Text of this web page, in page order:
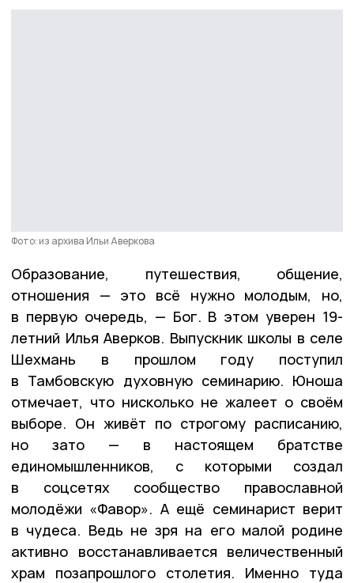
Фото: из архива Ильи Аверкова
Образование, путешествия, общение,
отношения — это всё нужно молодым, но,
в первую очередь, — Бог. В этом уверен 19-
летний Илья Аверков. Выпускник школы в селе
Шехмань в прошлом году поступил
в Тамбовскую духовную семинарию. Юноша
отмечает, что нисколько не жалеет о своём
выборе. Он живёт по строгому расписанию,
но зато — в настоящем братстве
единомышленников, с которыми создал
в соцсетях сообщество православной
молодёжи «Фавор». А ещё семинарист верит
в чудеса. Ведь не зря на его малой родине
активно восстанавливается величественный
храм позапрошлого столетия. Именно туда